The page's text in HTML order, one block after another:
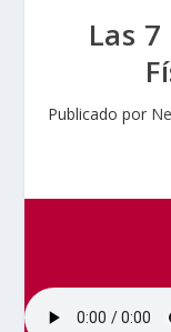
Las
Publicado por